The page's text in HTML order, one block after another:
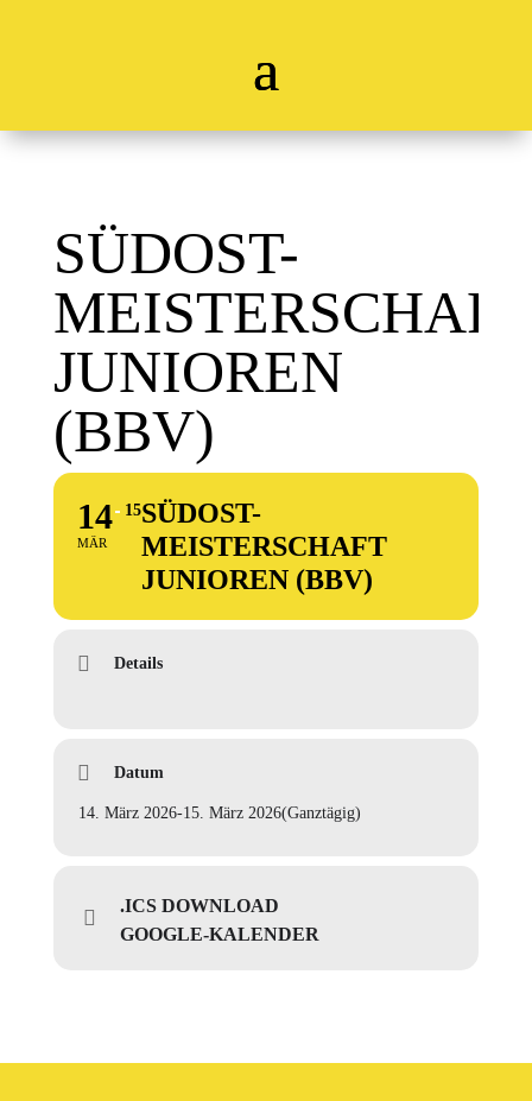
SÜDOST-
JUNIOREN
(BBV)
14
MÄR
15SÜDOST-
MEISTERSCHAFT
JUNIOREN (BBV)
Details
Datum
14. März 2026-15. März 2026(Ganztägig)
.ICS DOWNLOAD
GOOGLE-KALENDER